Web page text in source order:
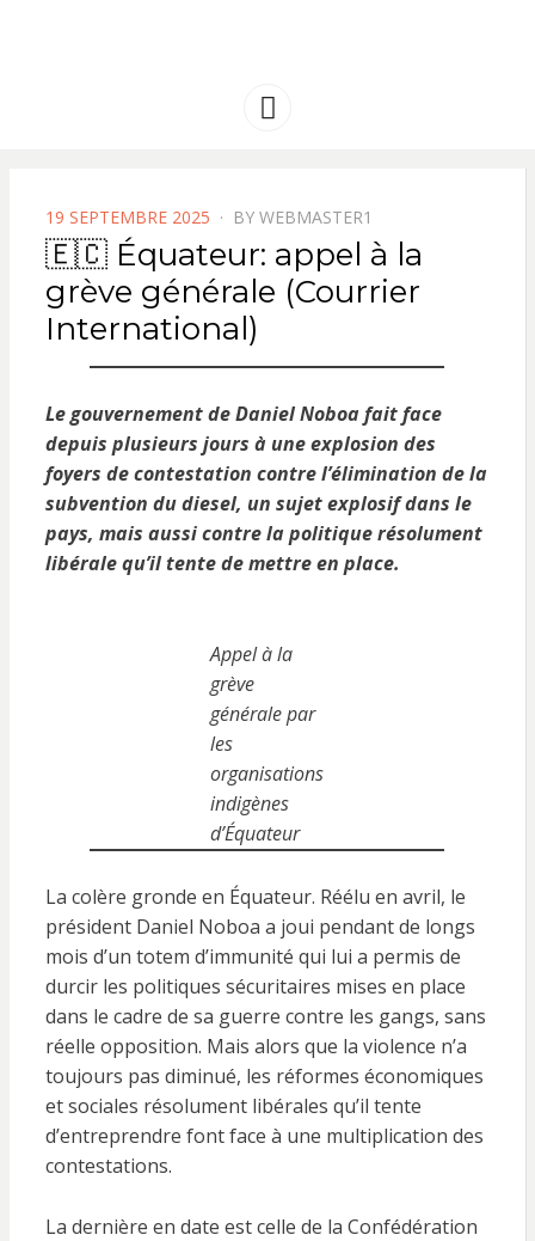
AMERIQUE
Menu
POSTED
ON
19 SEPTEMBRE 2025 BY WEBMASTER1
🇪🇨 Équateur: appel à la
grève générale (Courrier
International)
Le gouvernement de Daniel Noboa fait face
depuis plusieurs jours à une explosion des
foyers de contestation contre l’élimination de la
subvention du diesel, un sujet explosif dans le
pays, mais aussi contre la politique résolument
libérale qu’il tente de mettre en place.
Appel à la
grève
générale par
les
organisations
indigènes
d’Équateur
La colère gronde en Équateur. Réélu en avril, le
président Daniel Noboa a joui pendant de longs
mois d’un totem d’immunité qui lui a permis de
durcir les politiques sécuritaires mises en place
dans le cadre de sa guerre contre les gangs, sans
réelle opposition. Mais alors que la violence n’a
toujours pas diminué, les réformes économiques
et sociales résolument libérales qu’il tente
d’entreprendre font face à une multiplication des
contestations.
La dernière en date est celle de la Confédération